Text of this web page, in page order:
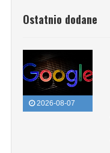
Ostatnio dodane
2026-08-07